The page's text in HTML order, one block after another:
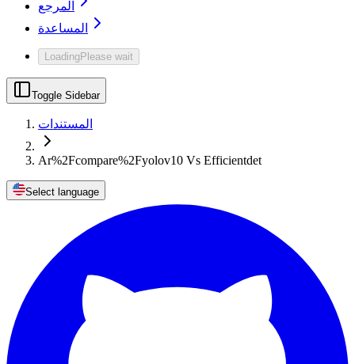
المرجع
المساعدة
LoadingPlease wait
Toggle Sidebar
المستندات
Ar%2Fcompare%2Fyolov10 Vs Efficientdet
Select language